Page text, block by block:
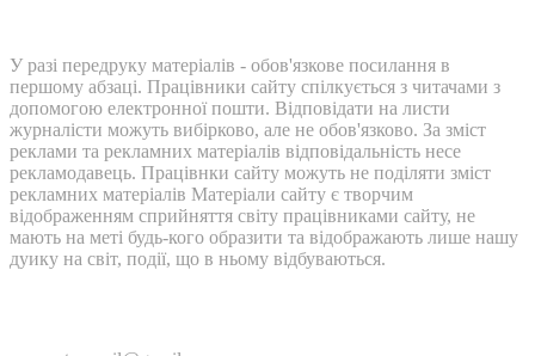
У разі передруку матеріалів - обов'язкове посилання в
першому абзаці. Працівники сайту спілкується з читачами з
допомогою електронної пошти. Відповідати на листи
журналісти можуть вибірково, але не обов'язково. За зміст
реклами та рекламних матеріалів відповідальність несе
рекламодавець. Працівнки сайту можуть не поділяти зміст
рекламних матеріалів Матеріали сайту є творчим
відображенням сприйняття світу працівниками сайту, не
мають на меті будь-кого образити та відображають лише нашу
дуику на світ, події, що в ньому відбуваються.